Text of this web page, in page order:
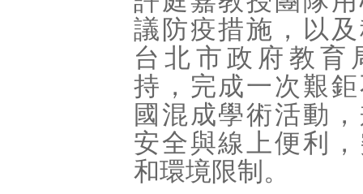
議防疫措施，以
台北市政府教育
持，完成一次艱
國混成學術活動
安全與線上便利
和環境限制。